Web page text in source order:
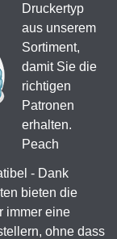
Druckertyp
aus unserem
Sortiment,
damit Sie die
richtigen
Patronen
erhalten.
Peach
- Dank
bieten die
immer eine
ohne dass